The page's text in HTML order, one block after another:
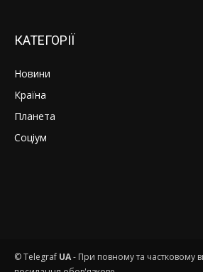
КАТЕГОРІЇ
Новини
Країна
Планета
Соціум
© Telegraf UA- При повному та частковому